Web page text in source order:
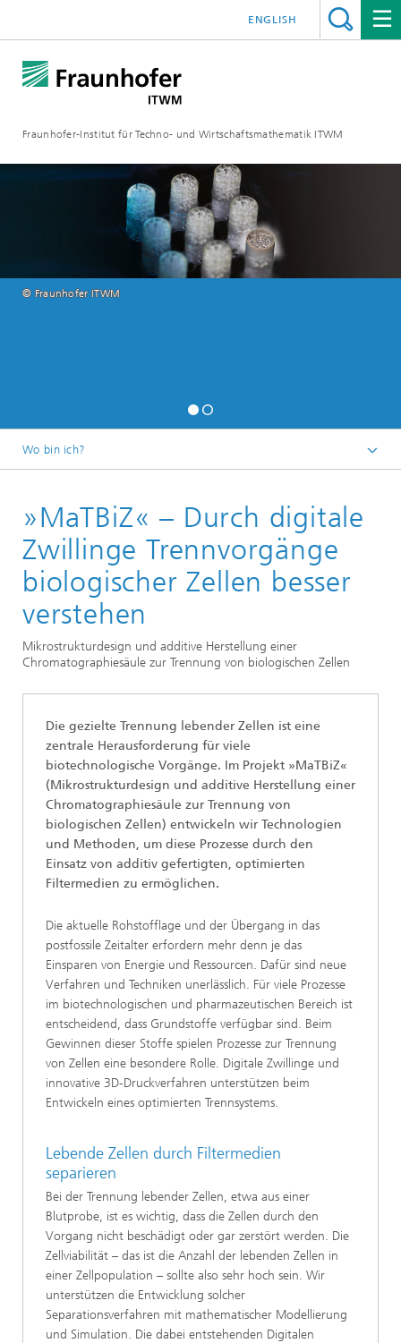
Fraunhofer-Institut für Techno- und Wirtschaftsmathematik ITWM
ENGLISH
© Fraunhofer ITWM
Wo bin ich?
Anwendungsfelder
Medizin und Gesundheit
»MaTBiZ« – Durch digitale
Zwillinge Trennvorgänge
biologischer Zellen besser
verstehen
Mikrostrukturdesign und additive Herstellung einer
Chromatographiesäule zur Trennung von biologischen Zellen
Die gezielte Trennung lebender Zellen ist eine
zentrale Herausforderung für viele
biotechnologische Vorgänge. Im Projekt »MaTBiZ«
(Mikrostrukturdesign und additive Herstellung einer
Chromatographiesäule zur Trennung von
biologischen Zellen) entwickeln wir Technologien
und Methoden, um diese Prozesse durch den
Einsatz von additiv gefertigten, optimierten
Filtermedien zu ermöglichen.
Die aktuelle Rohstofflage und der Übergang in das
postfossile Zeitalter erfordern mehr denn je das
Einsparen von Energie und Ressourcen. Dafür sind neue
Verfahren und Techniken unerlässlich. Für viele Prozesse
im biotechnologischen und pharmazeutischen Bereich ist
entscheidend, dass Grundstoffe verfügbar sind. Beim
Gewinnen dieser Stoffe spielen Prozesse zur Trennung
von Zellen eine besondere Rolle. Digitale Zwillinge und
innovative 3D-Druckverfahren unterstützen beim
Entwickeln eines optimierten Trennsystems.
Lebende Zellen durch Filtermedien
separieren
Bei der Trennung lebender Zellen, etwa aus einer
Blutprobe, ist es wichtig, dass die Zellen durch den
Vorgang nicht beschädigt oder gar zerstört werden. Die
Zellviabilität – das ist die Anzahl der lebenden Zellen in
einer Zellpopulation – sollte also sehr hoch sein. Wir
unterstützen die Entwicklung solcher
Separationsverfahren mit mathematischer Modellierung
und Simulation. Die dabei entstehenden Digitalen